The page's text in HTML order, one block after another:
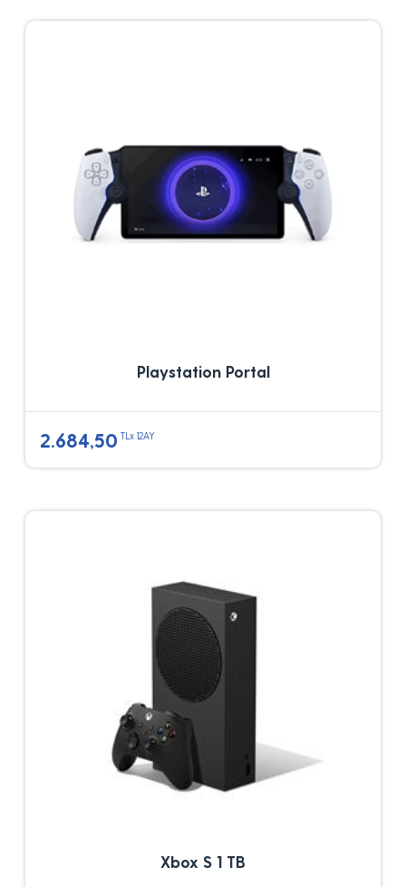
Playstation Portal
2.684,50 TLx 12AY
Xbox S 1 TB